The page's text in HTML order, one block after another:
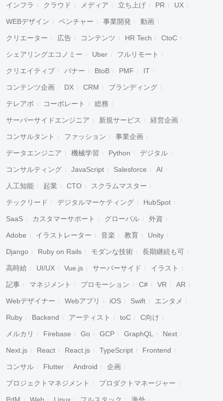
インフラ クラウド メディア 立ち上げ PR UX
WEBデザイン ベンチャー 事業開発 動画
クリエーター 広告 コンテンツ HR Tech CtoC
シェアリングエコノミー Uber フルリモート
クリエイティブ バナー BtoB PMF IT
コンテンツ企画 DX CRM ブランディング
テレアポ コーポレート 総務
サーバーサイドエンジニア 新規サービス 経営企画
コンサルタント ファッション 事業企画
データエンジニア 機械学習 Python デジタル
コンサルティング JavaScript Salesforce AI
人工知能 起業 CTO スクラムマスター
テックリード デジタルマーケティング HubSpot
SaaS カスタマーサポート グローバル 外資
Adobe イラストレーター 音楽 教育 Unity
Django Ruby on Rails モダンな技術 長期継続も可
高時給 UI/UX Vue.js サーバーサイド イラスト
記事 マネジメント プロモーション C# VR AR
Webデザイナー Webアプリ iOS Swift エンタメ
Ruby Backend アーティスト toC C向け
メルカリ Firebase Go GCP GraphQL Next
Next.js React React.js TypeScript Frontend
コンサル Flutter Android 企画
プロジェクトマネジメント プロダクトマネージャー